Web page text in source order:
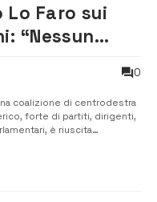
Lo Faro sui
“Nessun
sulla
0
coalizione di centrodestra
forte di partiti, dirigenti,
è riuscita
sindaco di Lentin...